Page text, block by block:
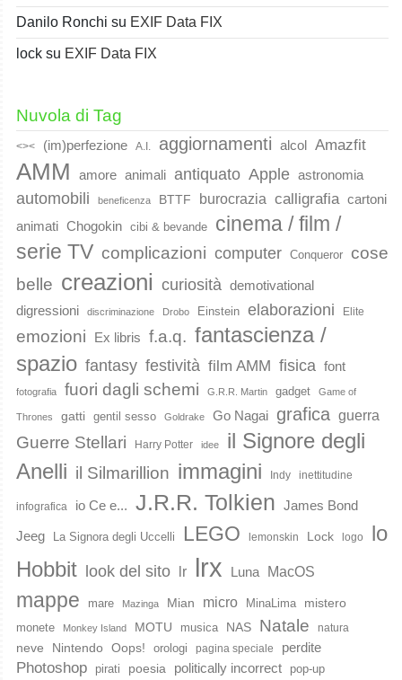
Danilo Ronchi su EXIF Data FIX
lock su EXIF Data FIX
Nuvola di Tag
<>< (im)perfezione A.I. aggiornamenti alcol Amazfit
AMM amore animali antiquato Apple astronomia
automobili beneficenza BTTF burocrazia calligrafia cartoni
animati Chogokin cibi & bevande
cinema / film /
serie TV complicazioni computer Conqueror
cose
belle creazioni curiosità demotivational
digressioni
discriminazione Drobo Einstein elaborazioni Elite
emozioni Ex libris f.a.q. fantascienza /
spazio fantasy festività film AMM fisica font
fotografia fuori dagli schemi G.R.R. Martin gadget Game of
Thrones gatti gentil sesso Goldrake Go Nagai grafica guerra
Guerre Stellari Harry Potter idee
il Signore degli
Anelli il Silmarillion immagini Indy inettitudine
infografica io Ce e... J.R.R. Tolkien James Bond
Jeeg La Signora degli Uccelli LEGO lemonskin Lock logo
lo
Hobbit
look del sito lr lrx Luna MacOS
mappe mare Mazinga Mian micro MinaLima mistero
monete Monkey Island MOTU musica NAS Natale natura
neve Nintendo Oops! orologi pagina speciale perdite
Photoshop pirati poesia politically incorrect pop-up